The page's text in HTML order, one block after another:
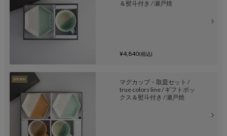
＆熨斗付き / 瀬戸焼
¥4,840(税込)
マグカップ・取皿セット /
true colors line / ギフトボッ
クス＆熨斗付き / 瀬戸焼